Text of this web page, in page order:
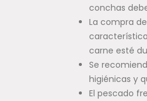
conchas
La compra
carne esté
Se
higiénicas y
El pescado